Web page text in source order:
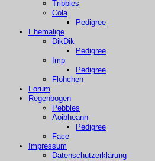
Tribbles
Cola
Pedigree
Ehemalige
DikDik
Pedigree
Imp
Pedigree
Flöhchen
Forum
Regenbogen
Pebbles
Aoibheann
Pedigree
Face
Impressum
Datenschutzerklärung